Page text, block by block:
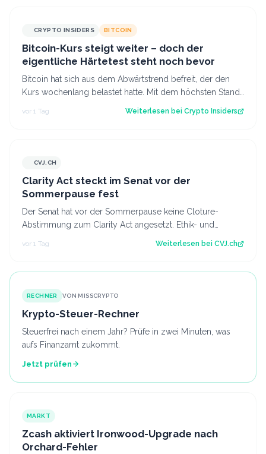
CRYPTO INSIDERS BITCOIN
Bitcoin-Kurs steigt weiter – doch der
eigentliche Härtetest steht noch bevor
Bitcoin hat sich aus dem Abwärtstrend befreit, der den
Kurs wochenlang belastet hatte. Mit dem höchsten Stand
vor 1 Tag Weiterlesen bei Crypto Insiders
CVJ.CHCVJ.CH
Clarity Act steckt im Senat vor der
Sommerpause fest
Der Senat hat vor der Sommerpause keine Cloture-
Abstimmung zum Clarity Act angesetzt. Ethik- und
Geldwäsche-Fragen bleiben ungelöst. Der Art…
vor 1 Tag Weiterlesen bei CVJ.ch
RECHNER VON MISSCRYPTO
Krypto-Steuer-Rechner
Steuerfrei nach einem Jahr? Prüfe in zwei Minuten, was
aufs Finanzamt zukommt.
Jetzt prüfen
MARKT
Zcash aktiviert Ironwood-Upgrade nach
Orchard-Fehler